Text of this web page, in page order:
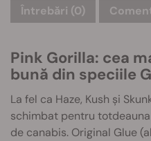
Întrebări (0)
Pink Gorilla: cea
bună din speciile
La fel ca Haze, Kush și
schimbat pentru
de canabis. Original Glue